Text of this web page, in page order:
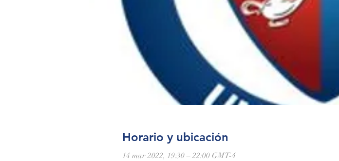
Horario y ubicación
14 mar 2022, 19:30 – 22:00 GMT-4